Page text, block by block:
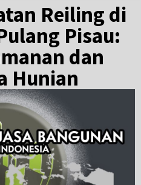
Reiling di
Pisau:
dan
Hunian